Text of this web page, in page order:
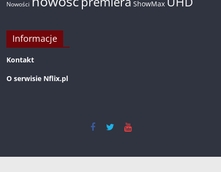
Nowości ShowMax
Informacje
Kontakt
O serwisie Nflix.pl